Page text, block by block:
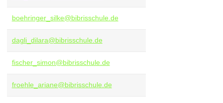
boehringer_silke@bibrisschule.de
dagli_dilara@bibrisschule.de
fischer_simon@bibrisschule.de
froehle_ariane@bibrisschule.de